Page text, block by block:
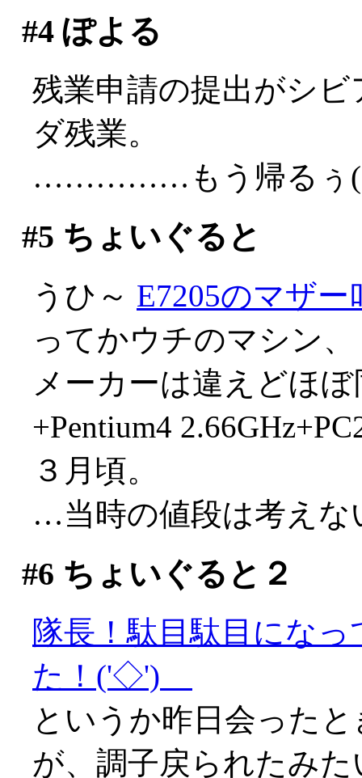
#4ぽよる
残業申請の提出がシ
ダ残業。
……………もう帰るぅ
#5 ちょいぐると
うひ～ E7205のマザー
ってかウチのマシン、
メーカーは違えどほ
+Pentium4
３月頃。
…当時の値段は考えな
#6 ちょいぐると２
隊長！駄目駄目にな
た！('◇')ゞ
というか昨日会った
が、調子戻られたみ